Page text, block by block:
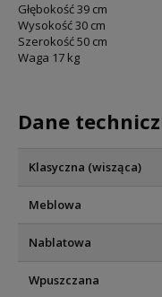
Głębokość 39 cm
Wysokość 30 cm
Szerokość 50 cm
Waga 17 kg
Dane
Klasyczna (wisząca)
Meblowa
Nablatowa
Wpuszczana